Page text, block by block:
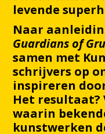
levende
Naar
Guardians of
samen met
schrijvers op
inspireren
Het resultaat?
waarin
kunstwerken